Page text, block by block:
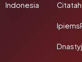
Indonesia